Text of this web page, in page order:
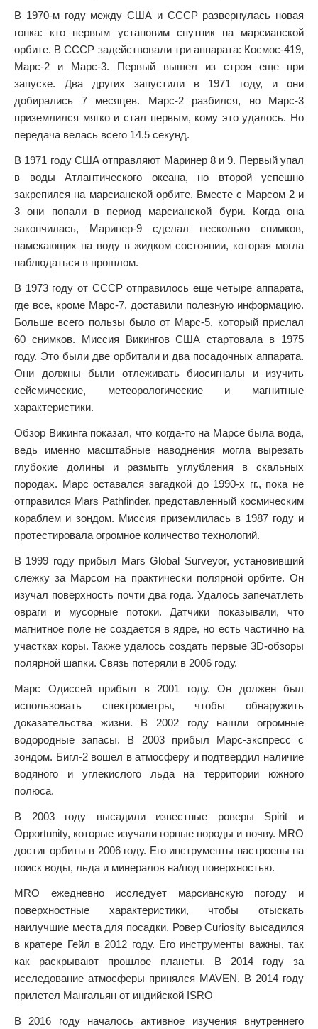
В 1970-м году между США и СССР развернулась новая
гонка: кто первым установим спутник на марсианской
орбите. В СССР задействовали три аппарата: Космос-419,
Марс-2 и Марс-3. Первый вышел из строя еще при
запуске. Два других запустили в 1971 году, и они
добирались 7 месяцев. Марс-2 разбился, но Марс-3
приземлился мягко и стал первым, кому это удалось. Но
передача велась всего 14.5 секунд.
В 1971 году США отправляют Маринер 8 и 9. Первый упал
в воды Атлантического океана, но второй успешно
закрепился на марсианской орбите. Вместе с Марсом 2 и
3 они попали в период марсианской бури. Когда она
закончилась, Маринер-9 сделал несколько снимков,
намекающих на воду в жидком состоянии, которая могла
наблюдаться в прошлом.
В 1973 году от СССР отправилось еще четыре аппарата,
где все, кроме Марс-7, доставили полезную информацию.
Больше всего пользы было от Марс-5, который прислал
60 снимков. Миссия Викингов США стартовала в 1975
году. Это были две орбитали и два посадочных аппарата.
Они должны были отлеживать биосигналы и изучить
сейсмические, метеорологические и магнитные
характеристики.
Обзор Викинга показал, что когда-то на Марсе была вода,
ведь именно масштабные наводнения могла вырезать
глубокие долины и размыть углубления в скальных
породах. Марс оставался загадкой до 1990-х гг., пока не
отправился Mars Pathfinder, представленный космическим
кораблем и зондом. Миссия приземлилась в 1987 году и
протестировала огромное количество технологий.
В 1999 году прибыл Mars Global Surveyor, установивший
слежку за Марсом на практически полярной орбите. Он
изучал поверхность почти два года. Удалось запечатлеть
овраги и мусорные потоки. Датчики показывали, что
магнитное поле не создается в ядре, но есть частично на
участках коры. Также удалось создать первые 3D-обзоры
полярной шапки. Связь потеряли в 2006 году.
Марс Одиссей прибыл в 2001 году. Он должен был
использовать спектрометры, чтобы обнаружить
доказательства жизни. В 2002 году нашли огромные
водородные запасы. В 2003 прибыл Марс-экспресс с
зондом. Бигл-2 вошел в атмосферу и подтвердил наличие
водяного и углекислого льда на территории южного
полюса.
В 2003 году высадили известные роверы Spirit и
Opportunity, которые изучали горные породы и почву. MRO
достиг орбиты в 2006 году. Его инструменты настроены на
поиск воды, льда и минералов на/под поверхностью.
MRO ежедневно исследует марсианскую погоду и
поверхностные характеристики, чтобы отыскать
наилучшие места для посадки. Ровер Curiosity высадился
в кратере Гейл в 2012 году. Его инструменты важны, так
как раскрывают прошлое планеты. В 2014 году за
исследование атмосферы принялся MAVEN. В 2014 году
прилетел Мангальян от индийской ISRO
В 2016 году началось активное изучения внутреннего